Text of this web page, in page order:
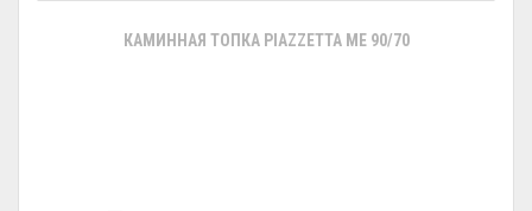
КАМИННАЯ ТОПКА PIAZZETTA ME 90/70